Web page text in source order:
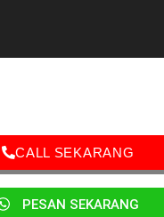
CALL SEKARANG
PESAN SEKARANG